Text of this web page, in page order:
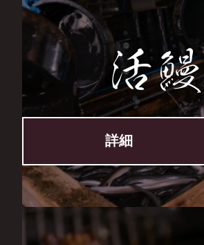
ゲ
ー
ョ
活鰻
詳細